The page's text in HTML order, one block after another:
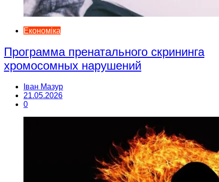
Економіка
Программа пренатального скрининга
хромосомных нарушений
Іван Мазур
21.05.2026
0